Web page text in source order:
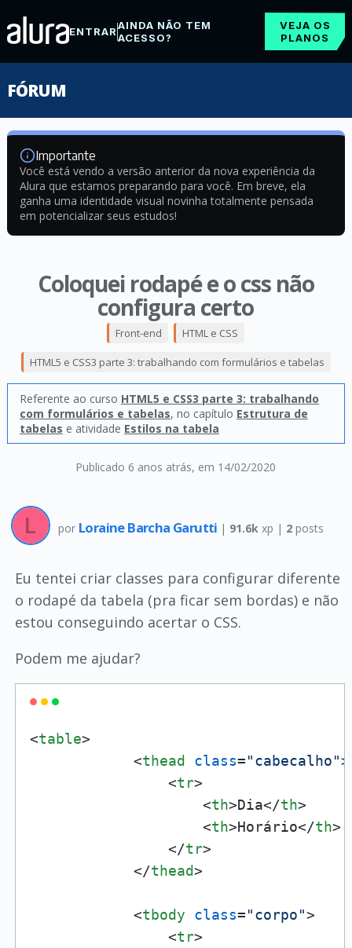
ENTRARAINDA NÃO TEM
ACESSO?
VEJA OS
PLANOS
FÓRUM
Importante
Você está vendo a versão anterior da nova experiência da
Alura que estamos preparando para você. Em breve, ela
ganha uma identidade visual novinha totalmente pensada
em potencializar seus estudos!
Coloquei rodapé e o css não
configura certo
Publicado 6 anos atrás, em 14/02/2020
Front-end HTML e CSS
HTML5 e CSS3 parte 3: trabalhando com formulários e tabelas
Referente ao curso HTML5 e CSS3 parte 3: trabalhando
com formulários e tabelas, no capítulo Estrutura de
tabelas e atividade Estilos na tabela
por Loraine Barcha Garutti | 91.6k xp | 2 posts
Eu tentei criar classes para configurar diferente
o rodapé da tabela (pra ficar sem bordas) e não
estou conseguindo acertar o CSS.
Podem me ajudar?
<table>
<thead class="cabecalho">
<tr>
<th>Dia</th>
<th>Horário</th>
</tr>
</thead>
<tbody class="corpo">
<tr>